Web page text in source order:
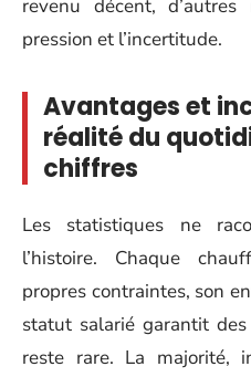
revenu décent,
pression et l’incertitude.
Avantages et
réalité du
chiffres
Les statistiques ne
l’histoire. Chaque
propres contraintes, son
statut salarié garantit
reste rare. La majorité,